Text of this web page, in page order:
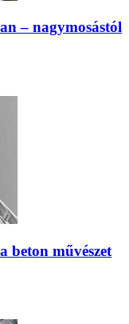
– nagymosástól
beton művészet